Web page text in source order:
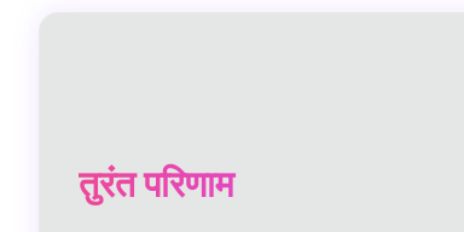
तुरंत परिणाम